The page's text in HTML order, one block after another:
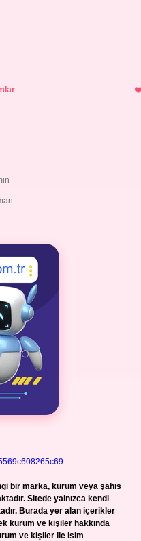
bir marka, kurum veya şahıs
Sitede yalnızca kendi
Burada yer alan içerikler
kurum ve kişiler hakkında
ve kişiler ile isim